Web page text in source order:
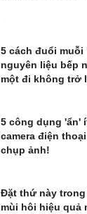
5 cách đuổi
nguyên liệu bếp
một đi không trở
5 công dụng 'ẩn'
camera điện
chụp ảnh!
Đặt thứ này
mùi hôi hiệu quả